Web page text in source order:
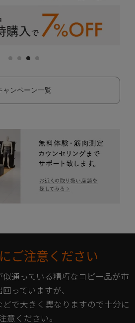
ャンペーン一覧
ご注意ください
通っている精巧なコピー品が市
っていますが、
で大きく異なりますので十分に
意ください。